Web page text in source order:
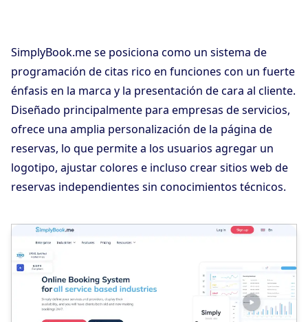
SimplyBook.me se posiciona como un sistema de
programación de citas rico en funciones con un fuerte
énfasis en la marca y la presentación de cara al cliente.
Diseñado principalmente para empresas de servicios,
ofrece una amplia personalización de la página de
reservas, lo que permite a los usuarios agregar un
logotipo, ajustar colores e incluso crear sitios web de
reservas independientes sin conocimientos técnicos.